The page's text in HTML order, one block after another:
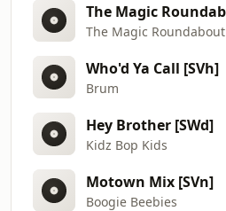
The Magic Roundabout
Who'd Ya Call [SVh]
Brum
Hey Brother [SWd]
Kidz Bop Kids
Motown Mix [SVn]
Boogie Beebies